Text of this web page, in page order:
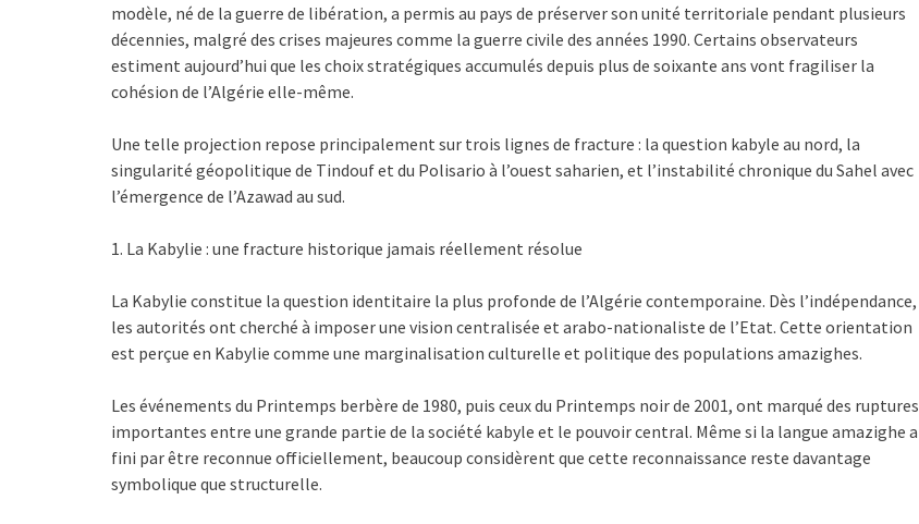
modèle, né de la guerre de libération, a permis au pays de préserver son unité territoriale pendant plusieurs
décennies, malgré des crises majeures comme la guerre civile des années 1990. Certains observateurs
estiment aujourd’hui que les choix stratégiques accumulés depuis plus de soixante ans vont fragiliser la
cohésion de l’Algérie elle-même.
Une telle projection repose principalement sur trois lignes de fracture : la question kabyle au nord, la
singularité géopolitique de Tindouf et du Polisario à l’ouest saharien, et l’instabilité chronique du Sahel avec
l’émergence de l’Azawad au sud.
1. La Kabylie : une fracture historique jamais réellement résolue
La Kabylie constitue la question identitaire la plus profonde de l’Algérie contemporaine. Dès l’indépendance,
les autorités ont cherché à imposer une vision centralisée et arabo-nationaliste de l’Etat. Cette orientation
est perçue en Kabylie comme une marginalisation culturelle et politique des populations amazighes.
Les événements du Printemps berbère de 1980, puis ceux du Printemps noir de 2001, ont marqué des ruptures
importantes entre une grande partie de la société kabyle et le pouvoir central. Même si la langue amazighe a
fini par être reconnue officiellement, beaucoup considèrent que cette reconnaissance reste davantage
symbolique que structurelle.